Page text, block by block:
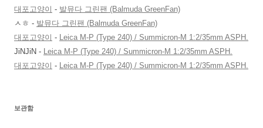
대포고양이 - 발뮤다 그린팬 (Balmuda GreenFan)
ㅅㅎ - 발뮤다 그린팬 (Balmuda GreenFan)
대포고양이 -
Leica M-P (Type 240) / Summicron-M 1:2/35mm ASPH.
JiNJiN -
Leica M-P (Type 240) / Summicron-M 1:2/35mm ASPH.
대포고양이 - Leica M-P (Type 240) / Summicron-M 1:2/35mm ASPH.
보관함